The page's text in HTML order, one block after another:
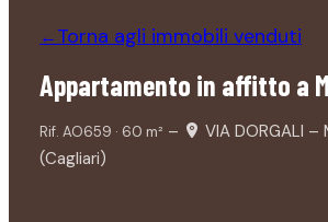
←Torna agli immobili venduti
Appartamento in affitto a
Rif. AO659 · 60 m² –
VIA DORGALI
(Cagliari)